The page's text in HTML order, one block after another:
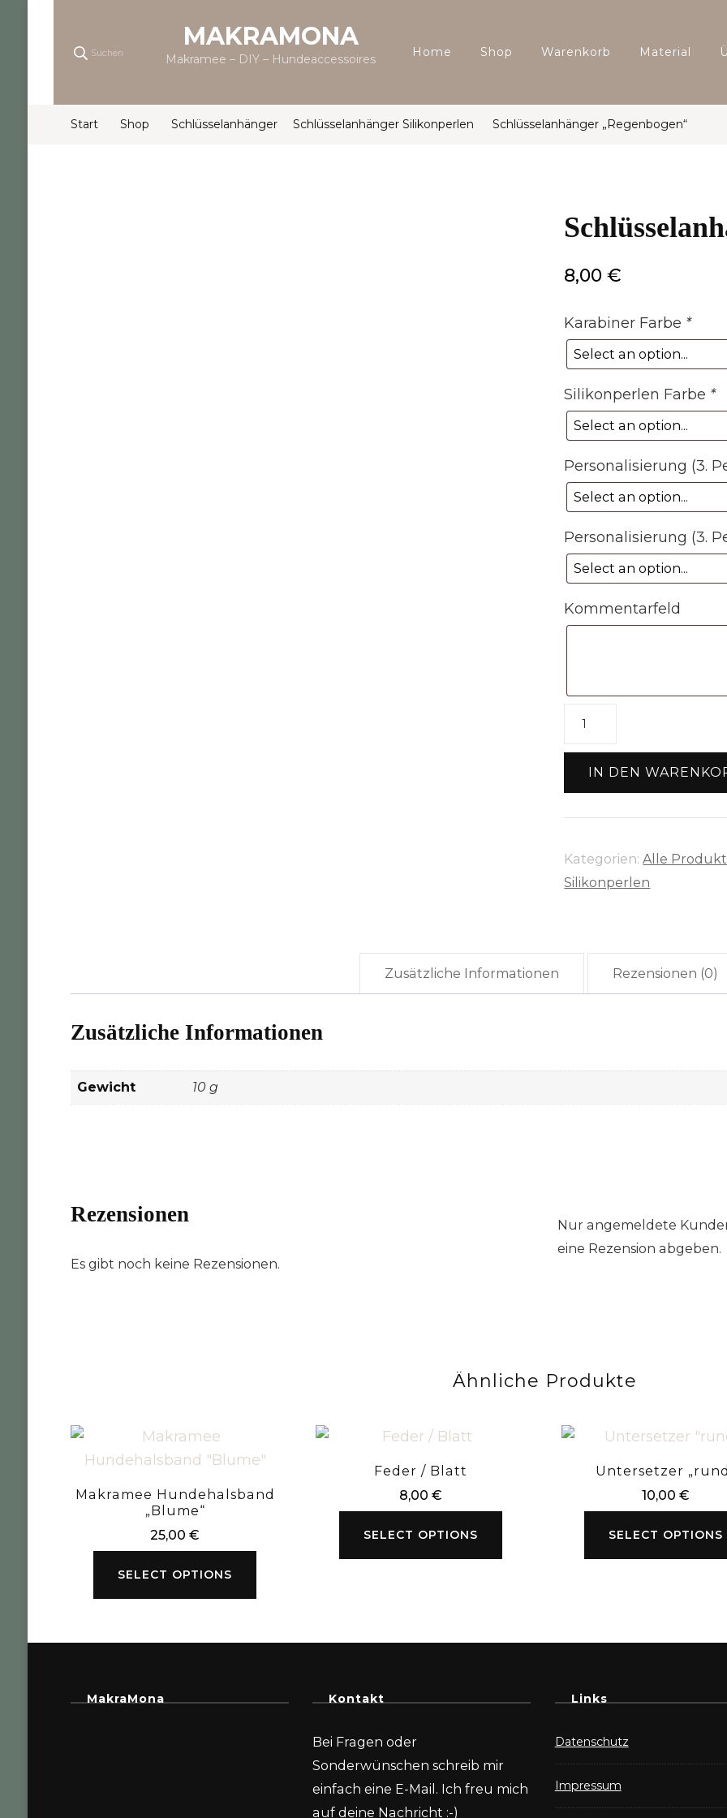
Suchen
MAKRAMONA
Makramee – DIY – Hundeaccessoires Home Shop Warenkorb Material
Start Shop Schlüsselanhänger Schlüsselanhänger Silikonperlen Schlüsselanhänger „Regenbogen“
8,00€
Karabiner Farbe *
Silikonperlen Farbe *
Personalisierung (3.
Personalisierung (3.
Kommentarfeld
IN DEN
Kategorien:Alle
Silikonperlen
Zusätzliche Informationen Rezensionen (0)
Zusätzliche Informationen
Gewicht 10 g
Rezensionen
Es gibt noch keine Rezensionen.
Nur angemeldete
eine Rezension abgeben.
Ähnliche Produkte
Makramee Hundehalsband
„Blume“
25,00€
SELECT OPTIONS
Feder / Blatt
8,00 €
SELECT OPTIONS
Untersetzer
10,00€
SELECT OPTIONS
MakraMona Kontakt
Bei Fragen oder
Sonderwünschen schreib mir
einfach eine E-Mail. Ich freu mich
auf deine Nachricht :-)
Links
Datenschutz
Impressum